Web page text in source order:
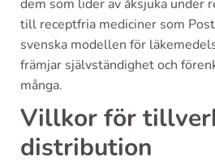
dem som lider av åksjuka under
till receptfria mediciner som
svenska modellen för
främjar självständighet och
många.
Villkor för
distribution